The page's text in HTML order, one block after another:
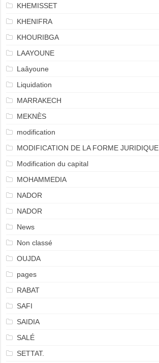
KHEMISSET
KHENIFRA
KHOURIBGA
LAAYOUNE
Laâyoune
Liquidation
MARRAKECH
MEKNÈS
modification
MODIFICATION DE LA FORME JURIDIQUE
Modification du capital
MOHAMMEDIA
NADOR
NADOR
News
Non classé
OUJDA
pages
RABAT
SAFI
SAIDIA
SALÉ
SETTAT.